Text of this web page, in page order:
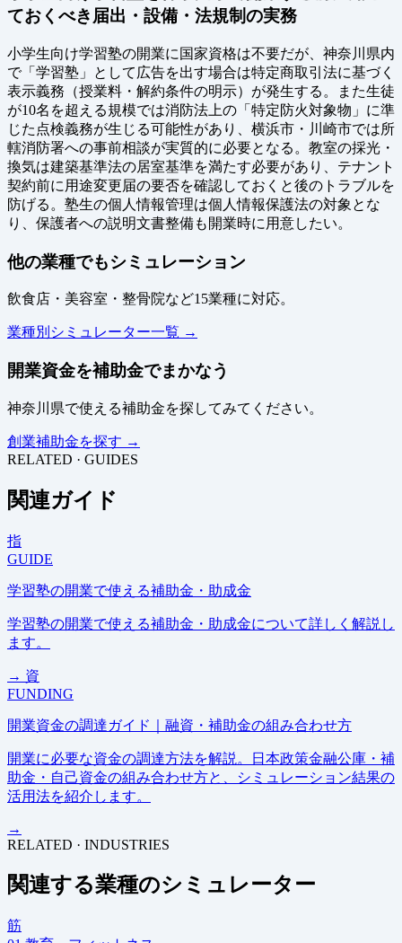
ておくべき届出・設備・法規制の実務
小学生向け学習塾の開業に国家資格は不要だが、神奈川県内
で「学習塾」として広告を出す場合は特定商取引法に基づく
表示義務（授業料・解約条件の明示）が発生する。また生徒
が10名を超える規模では消防法上の「特定防火対象物」に準
じた点検義務が生じる可能性があり、横浜市・川崎市では所
轄消防署への事前相談が実質的に必要となる。教室の採光・
換気は建築基準法の居室基準を満たす必要があり、テナント
契約前に用途変更届の要否を確認しておくと後のトラブルを
防げる。塾生の個人情報管理は個人情報保護法の対象とな
り、保護者への説明文書整備も開業時に用意したい。
他の業種でもシミュレーション
飲食店・美容室・整骨院など15業種に対応。
業種別シミュレーター一覧 →
開業資金を補助金でまかなう
神奈川県で使える補助金を探してみてください。
創業補助金を探す →
RELATED · GUIDES
関連ガイド
指
GUIDE
学習塾の開業で使える補助金・助成金
学習塾の開業で使える補助金・助成金について詳しく解説し
ます。
→ 資
FUNDING
開業資金の調達ガイド｜融資・補助金の組み合わせ方
開業に必要な資金の調達方法を解説。日本政策金融公庫・補
助金・自己資金の組み合わせ方と、シミュレーション結果の
活用法を紹介します。
→
RELATED · INDUSTRIES
関連する業種のシミュレーター
筋